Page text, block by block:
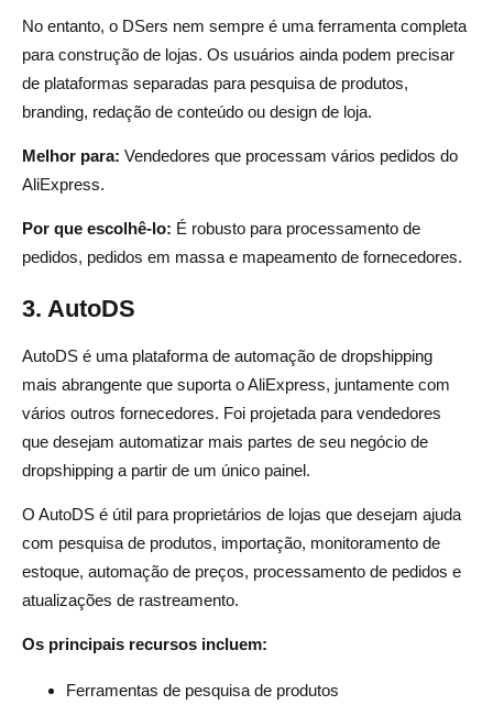
No entanto, o DSers nem sempre é uma ferramenta completa
para construção de lojas. Os usuários ainda podem precisar
de plataformas separadas para pesquisa de produtos,
branding, redação de conteúdo ou design de loja.
Melhor para: Vendedores que processam vários pedidos do
AliExpress.
Por que escolhê-lo: É robusto para processamento de
pedidos, pedidos em massa e mapeamento de fornecedores.
3. AutoDS
AutoDS é uma plataforma de automação de dropshipping
mais abrangente que suporta o AliExpress, juntamente com
vários outros fornecedores. Foi projetada para vendedores
que desejam automatizar mais partes de seu negócio de
dropshipping a partir de um único painel.
O AutoDS é útil para proprietários de lojas que desejam ajuda
com pesquisa de produtos, importação, monitoramento de
estoque, automação de preços, processamento de pedidos e
atualizações de rastreamento.
Os principais recursos incluem:
Ferramentas de pesquisa de produtos